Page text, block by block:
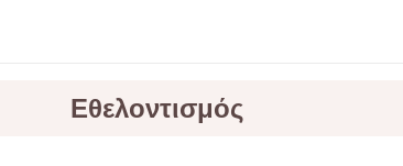
Εθελοντισμός